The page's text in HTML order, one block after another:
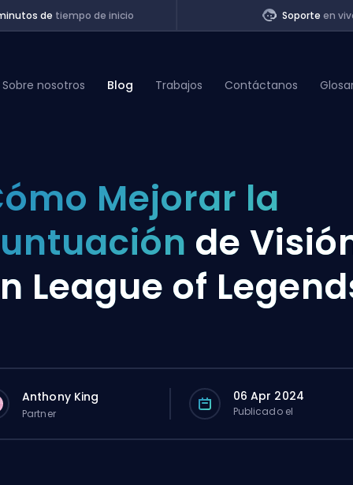
de tiempo de inicio Soporteen
Sobre nosotros Blog Trabajos Contáctanos
Mejorar la
de
League of
Anthony King
Partner
06 Apr 2024
Publicado el